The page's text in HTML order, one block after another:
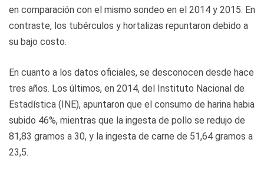
en comparación con el mismo sondeo en el 2014 y 2015. En
contraste, los tubérculos y hortalizas repuntaron debido a
su bajo costo.
En cuanto a los datos oficiales, se desconocen desde hace
tres años. Los últimos, en 2014, del Instituto Nacional de
Estadística (INE), apuntaron que el consumo de harina habia
subido 46%, mientras que la ingesta de pollo se redujo de
81,83 gramos a 30, y la ingesta de carne de 51,64 gramos a
23,5.